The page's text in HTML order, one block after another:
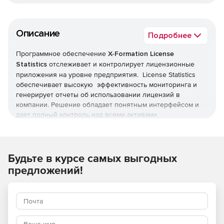
Описание Подробнее
Программное обеспечение X-Formation License
Statistics отслеживает и контролирует лицензионные
приложения на уровне предприятия. License Statistics
обеспечивает высокую эффективность мониторинга и
генерирует отчеты об использовании лицензий в
компании. Решение обладает понятным интерфейсом и
дает полный контроль над всеми активами.
поддерживает инструменты мониторинга лицензий LM-X,
FLEXlm, FlexNet, IBM LUM, Sentinel RMS, Reprise License
диаграммы, что дает пользователю четкое
представление об использовании лицензий и помогает
принимать более взвешенные решения о
Будьте в курсе самых выгодных
предложений!